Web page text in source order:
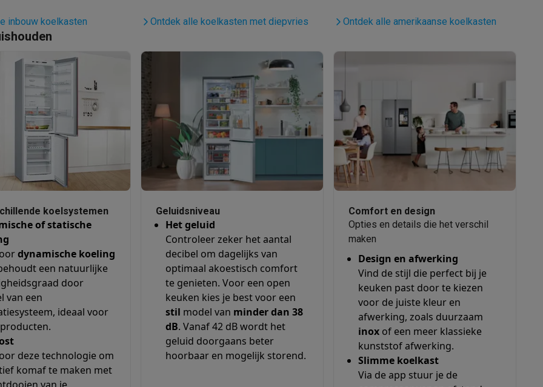
DVD & Blu-Ray spelers
Oortjes
speakers
Audio accessoires
Nikon camera's Lenzen
Statieven & tripods
Action cam accessoires
met toetsen Refurbished smartphonesiPhone 17Samsung Galaxy Fold8
ScreenprotectorsiPhone 17 HoesjesGalaxy S26 hoesjes
Galaxy Flip8 & Fold8 (Ultra) hoesjes
kabels
GSM houders autoMicro SD-kaarten
Overige accessoires
laptops MonitorsDesktops
PC headsetsMicrofoons Docking stationsExterne DVD spelers
Tablethoezen
Mesh Wi-FiSwitches
Netwerkkabels
SD-kaarten CD's & DVD's
inbouw koelkasten Ontdek alle koelkasten met diepvries Ontdek alle amerikaanse koelkasten
koelsystemen
of statische
dynamische koeling
een natuurlijke
door
van een
ideaal voor
deze technologie om
komaf te maken met
Geluidsniveau
Het geluid
Controleer zeker het aantal
decibel om dagelijks van
optimaal akoestisch comfort
te genieten. Voor een open
keuken kies je best voor een
stil model van minder dan 38
dB. Vanaf 42 dB wordt het
geluid doorgaans beter
hoorbaar en mogelijk storend.
Comfort en design
Opties en details die het verschil
maken
Design en afwerking
Vind de stijl die perfect bij je
keuken past door te kiezen
voor de juiste kleur en
afwerking, zoals duurzaam
inox of een meer klassieke
kunststof afwerking.
Slimme koelkast
Via de app stuur je de